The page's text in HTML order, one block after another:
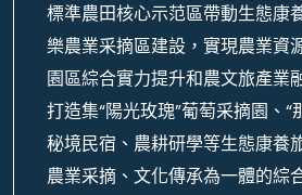
標準農田核心示范區帶動生態康
樂農業采摘區建設，實現農業資
園區綜合實力提升和農文旅產業
打造集“陽光玫瑰”葡萄采摘園、“
秘境民宿、農耕研學等生態康養
農業采摘、文化傳承為一體的綜